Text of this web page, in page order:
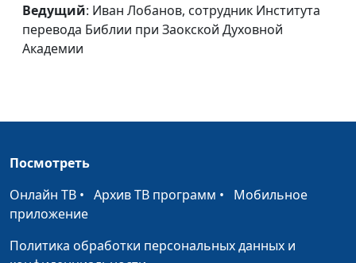
Чувство вины
Роман Гейкер, магистр
богословия
Путь ко злу
Роман Гейкер, магистр
#226
о блудном сыне
богословия
раздражительностью?
богословия
Ведущий: Иван Лобанов, сотрудник Института
перевода Библии при Заокской Духовной
Академии
Посмотреть
Онлайн ТВ • Архив ТВ программ • Мобильное
приложение
Политика обработки персональных данных и